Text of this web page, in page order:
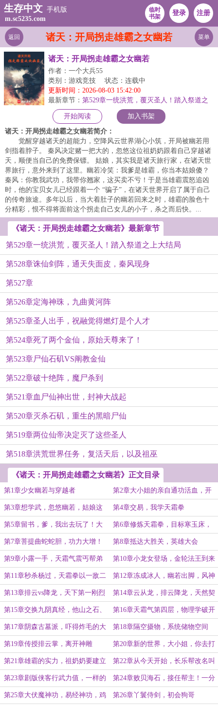
生存中文 手机版
m.sc5235.com
临时
书架
登录 注册
诸天：开局拐走雄霸之女幽若
返回 菜单
诸天：开局拐走雄霸之女幽若
作者：一个大兵55
类别：游戏竞技
状态：连载中
更新时间：2026-08-03 15:42:00
最新章节： 第529章一统洪荒，覆灭圣人！踏入祭道之
上大结局
开始阅读
加入书架
诸天：开局拐走雄霸之女幽若简介：
觉醒穿越诸天的超能力，空降风云世界湖心小筑，开局被幽若用
剑指着脖子。 秦风决定赌一把大的，忽悠这位祖奶奶跟着自己穿越诸
天，顺便当自己的免费保镖。 姑娘，其实我是诸天旅行家，在诸天世
界旅行，意外来到了这里。幽若冷笑：我爹是雄霸，你当本姑娘傻？
秦风：你教我武功，我带你翘家，这买卖不亏！于是当雄霸震怒追凶
时，他的宝贝女儿已经跟着一个 “骗子”，在诸天世界开启了属于自己
的传奇旅途。多年以后，当大着肚子的幽若回来之时，雄霸的脸色十
分精彩，恨不得将面前这个拐走自己女儿的小子，杀之而后快。...
《诸天：开局拐走雄霸之女幽若》最新章节
第529章一统洪荒，覆灭圣人！踏入祭道之上大结局
第528章诛仙剑阵，通天失面皮，秦风现身
第527章
第526章定海神珠，九曲黄河阵
第525章圣人出手，祝融觉得燃灯是个人才
第524章死了两个金仙，原始天尊来了！
第523章尸仙石矶VS阐教金仙
第522章破十绝阵，魔尸杀到
第521章血尸仙神出世，封神大战起
第520章灭杀石矶，重生的黑暗尸仙
第519章两位仙帝决定灭了这些圣人
第518章洪荒世界任务，复活天后，以及祖巫
《诸天：开局拐走雄霸之女幽若》正文目录
第1章少女幽若与穿越者 第2章大小姐的亲自通功活血，开
阔经脉
第3章想学武，忽悠幽若，姑娘这
叫前期投
第4章交易，我学天霜拳
第5章留书，爹，我出去玩了！大
小姐被拐走了
第6章修炼天霜拳，目标寒玉床，
菩斯曲蛇
第7章菩提曲蛇蛇胆，功力大增！ 第8章抵达大胜关，英雄大会
第9章小露一手，天霜气震丐帮弟
子
第10章小龙女登场，金轮法王到来
第11章秒杀杨过，天霜拳以一敌二 第12章冻成冰人，幽若出脚，风神
腿法
第13章排云vs降龙，天下第一刚烈
掌法
第14章云从龙，排云降龙，天然契
合
第15章交换九阴真经，他山之石、
可攻玉
第16章天霜气第四层，物理学破开
断龙石
第17章阴森古墓派，吓得炸毛的大
小姐
第18章隔空摄物，系统储物空间
第19章传授排云掌，离开神雕 第20章新的世界，大小姐，你去打
狗哥吧！
第21章雄霸的实力，祖奶奶要建立
天下会！
第22章从今天开始，长乐帮改名叫
天下会分舵
第23章剧版侠客行武力值，一样的
碾压
第24章败贝海石，接任帮主！一分
为二
第25章大伏魔神功，易经神功，鸡 第26章丫鬟侍剑，初会狗哥